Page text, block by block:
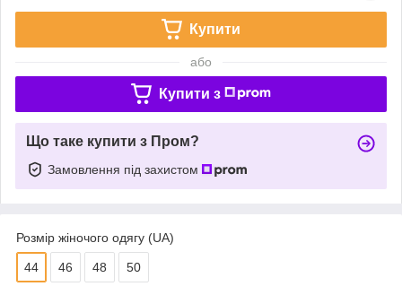
Купити
або
Купити з
Що таке купити з Пром?
Замовлення під захистом
Розмір жіночого одягу (UA)
44 46 48 50